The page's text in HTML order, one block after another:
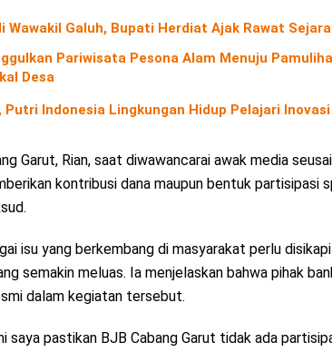
Wawakil Galuh, Bupati Herdiat Ajak Rawat
Pariwisata Pesona Alam Menuju
Desa
Putri Indonesia Lingkungan Hidup Pelajari
Garut, Rian, saat diwawancarai awak media
kontribusi dana maupun bentuk partisipasi
isu yang berkembang di masyarakat perlu
semakin meluas. Ia menjelaskan bahwa pihak
dalam kegiatan tersebut.
saya pastikan BJB Cabang Garut tidak ada